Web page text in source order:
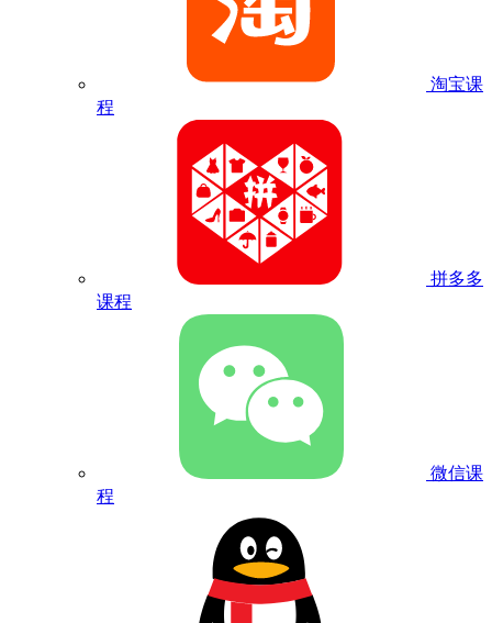
淘宝课
程
拼多多
课程
微信课
程